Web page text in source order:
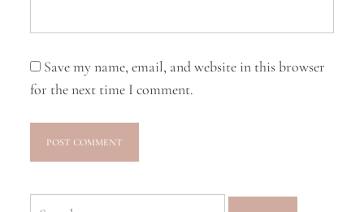
Save my name, email, and website in this browser
for the next time I comment.